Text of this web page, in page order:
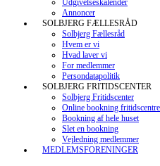
Udgivelseskalender
Annoncer
SOLBJERG FÆLLESRÅD
Solbjerg Fællesråd
Hvem er vi
Hvad laver vi
For medlemmer
Persondatapolitik
SOLBJERG FRITIDSCENTER
Solbjerg Fritidscenter
Online bookning
Bookning af hele huset
Slet en bookning
Vejledning medlemmer
MEDLEMSFORENINGER